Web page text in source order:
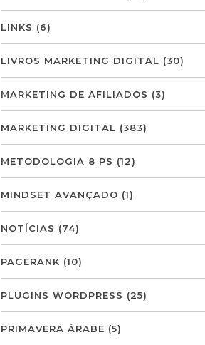
LINKS (6)
LIVROS MARKETING DIGITAL (30)
MARKETING DE AFILIADOS (3)
MARKETING DIGITAL (383)
METODOLOGIA 8 PS (12)
MINDSET AVANÇADO (1)
NOTÍCIAS (74)
PAGERANK (10)
PLUGINS WORDPRESS (25)
PRIMAVERA ÁRABE (5)